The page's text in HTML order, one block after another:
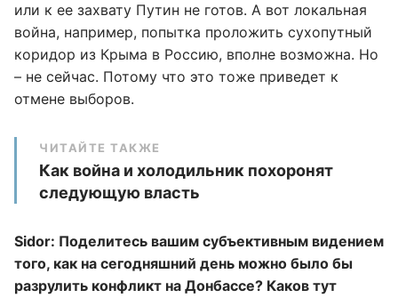
или к ее захвату Путин не готов. А вот локальная
война, например, попытка проложить сухопутный
коридор из Крыма в Россию, вполне возможна. Но
– не сейчас. Потому что это тоже приведет к
отмене выборов.
ЧИТАЙТЕ ТАКЖЕ
Как война и холодильник похоронят
следующую власть
Sidor: Поделитесь вашим субъективным видением
того, как на сегодняшний день можно было бы
разрулить конфликт на Донбассе? Каков тут